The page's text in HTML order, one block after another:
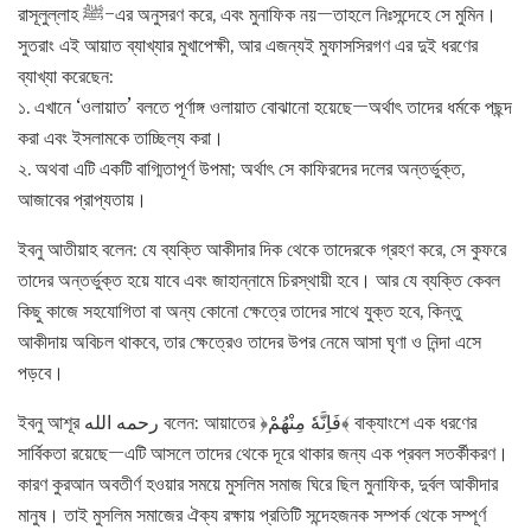
রাসূলুল্লাহ ﷺ–এর অনুসরণ করে, এবং মুনাফিক নয়—তাহলে নিঃসন্দেহে সে মুমিন।
সুতরাং এই আয়াত ব্যাখ্যার মুখাপেক্ষী, আর এজন্যই মুফাসসিরগণ এর দুই ধরণের
ব্যাখ্যা করেছেন:
১. এখানে ‘ওলায়াত’ বলতে পূর্ণাঙ্গ ওলায়াত বোঝানো হয়েছে—অর্থাৎ তাদের ধর্মকে পছন্দ
করা এবং ইসলামকে তাচ্ছিল্য করা।
২. অথবা এটি একটি বাগ্মিতাপূর্ণ উপমা; অর্থাৎ সে কাফিরদের দলের অন্তর্ভুক্ত,
আজাবের প্রাপ্যতায়।
ইবনু আতীয়াহ বলেন: যে ব্যক্তি আকীদার দিক থেকে তাদেরকে গ্রহণ করে, সে কুফরে
তাদের অন্তর্ভুক্ত হয়ে যাবে এবং জাহান্নামে চিরস্থায়ী হবে। আর যে ব্যক্তি কেবল
কিছু কাজে সহযোগিতা বা অন্য কোনো ক্ষেত্রে তাদের সাথে যুক্ত হবে, কিন্তু
আকীদায় অবিচল থাকবে, তার ক্ষেত্রেও তাদের উপর নেমে আসা ঘৃণা ও নিন্দা এসে
পড়বে।
ইবনু আশূর رحمه الله বলেন: আয়াতের ﴿فَاِنَّهٗ مِنْهُمْ﴾ বাক্যাংশে এক ধরণের
সার্বিকতা রয়েছে—এটি আসলে তাদের থেকে দূরে থাকার জন্য এক প্রবল সতর্কীকরণ।
কারণ কুরআন অবতীর্ণ হওয়ার সময়ে মুসলিম সমাজ ঘিরে ছিল মুনাফিক, দুর্বল আকীদার
মানুষ। তাই মুসলিম সমাজের ঐক্য রক্ষায় প্রতিটি সন্দেহজনক সম্পর্ক থেকে সম্পূর্ণ